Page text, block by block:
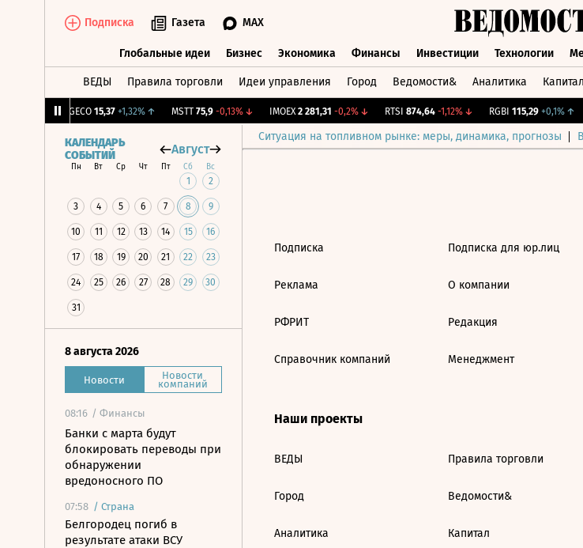
Подписка Газета MAX
Глобальные идеи Бизнес Экономика Финансы Инвестиции Технологии
ВЕДЫ Правила торговли Идеи управления Город Ведомости& Аналитика Капитал
GECO 15,37 +1,32%↑ MSTT 75,9 -0,13%↓ IMOEX 2 281,31 -0,2%↓ RTSI 874,64 -1,12%↓ RGBI 115,29 +0,1%↑
Ситуация на топливном рынке: меры, динамика, прогнозы
КАЛЕНДАРЬ
СОБЫТИЙ
Август
Пн Вт Ср Чт Пт Сб Вс
1 2
3 4 5 6 7 8 9
10 11 12 13 14 15 16
17 18 19 20 21 22 23
24 25 26 27 28 29 30
31
8 августа 2026
Новости Новости
компаний
08:16 / Финансы
Банки с марта будут
блокировать переводы при
обнаружении
вредоносного ПО
07:58 / Страна
Белгородец погиб в
результате атаки ВСУ
Подписка
Реклама
РФРИТ
Справочник компаний
Подписка для юр.лиц
О компании
Редакция
Менеджмент
Наши проекты
ВЕДЫ
Город
Аналитика
Правила торговли
Ведомости&
Капитал